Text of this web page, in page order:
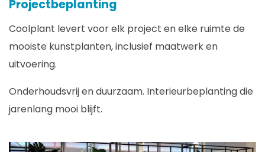
Projectbeplanting
Coolplant levert voor elk project en elke ruimte de
mooiste kunstplanten, inclusief maatwerk en
uitvoering.
Onderhoudsvrij en duurzaam. Interieurbeplanting die
jarenlang mooi blijft.